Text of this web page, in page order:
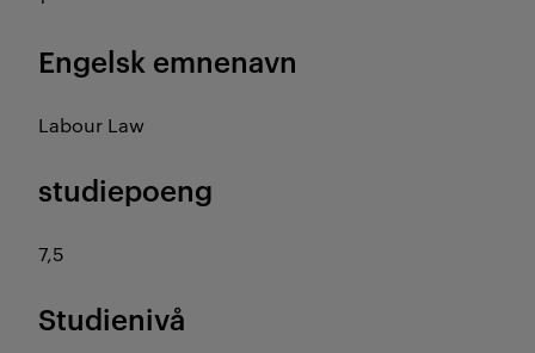
Engelsk emnenavn
Labour Law
studiepoeng
7,5
Studienivå